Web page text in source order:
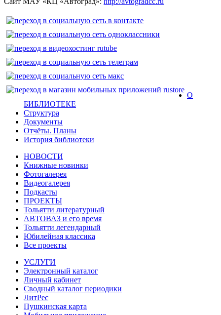
О
БИБЛИОТЕКЕ
Структура
Документы
Отчёты. Планы
История библиотеки
НОВОСТИ
Книжные новинки
Фотогалерея
Видеогалерея
Подкасты
ПРОЕКТЫ
Тольятти литературный
АВТОВАЗ и его время
Тольятти легендарный
Юбилейная классика
Все проекты
УСЛУГИ
Электронный каталог
Личный кабинет
Сводный каталог периодики
ЛитРес
Пушкинская карта